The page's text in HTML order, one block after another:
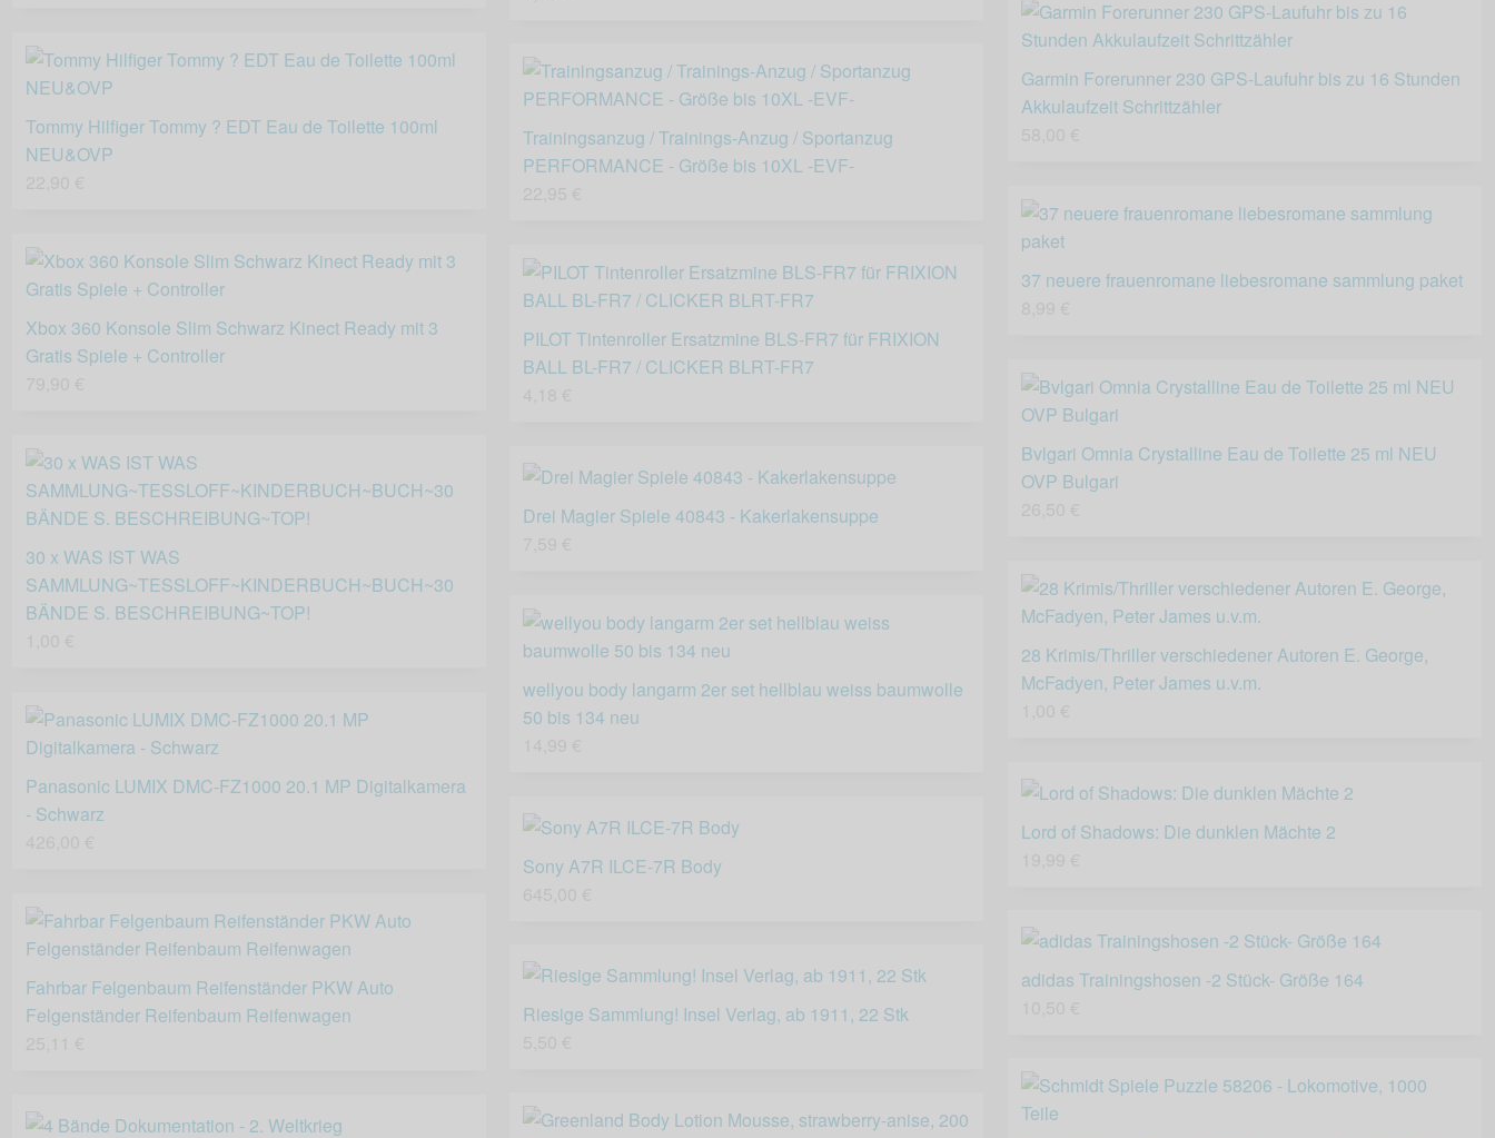
Garmin Forerunner 230 GPS-Laufuhr bis zu 16 Stunden
Akkulaufzeit Schrittzähler
Tommy Hilfiger Tommy ? EDT Eau de Toilette 100ml
NEU&OVP
Trainingsanzug / Trainings-Anzug / Sportanzug
PERFORMANCE - Größe bis 10XL -EVF-
37 neuere frauenromane liebesromane sammlung paket
Xbox 360 Konsole Slim Schwarz Kinect Ready mit 3
Gratis Spiele + Controller
PILOT Tintenroller Ersatzmine BLS-FR7 für FRIXION
BALL BL-FR7 / CLICKER BLRT-FR7
Bvlgari Omnia Crystalline Eau de Toilette 25 ml NEU
OVP Bulgari
30 x WAS IST WAS
SAMMLUNG~TESSLOFF~KINDERBUCH~BUCH~30
BÄNDE S. BESCHREIBUNG~TOP!
Drei Magier Spiele 40843 - Kakerlakensuppe
28 Krimis/Thriller verschiedener Autoren E. George,
McFadyen, Peter James u.v.m.
wellyou body langarm 2er set hellblau weiss baumwolle
50 bis 134 neu
Panasonic LUMIX DMC-FZ1000 20.1 MP Digitalkamera
- Schwarz
Lord of Shadows: Die dunklen Mächte 2
Sony A7R ILCE-7R Body
Fahrbar Felgenbaum Reifenständer PKW Auto
Felgenständer Reifenbaum Reifenwagen
adidas Trainingshosen -2 Stück- Größe 164
Riesige Sammlung! Insel Verlag, ab 1911, 22 Stk